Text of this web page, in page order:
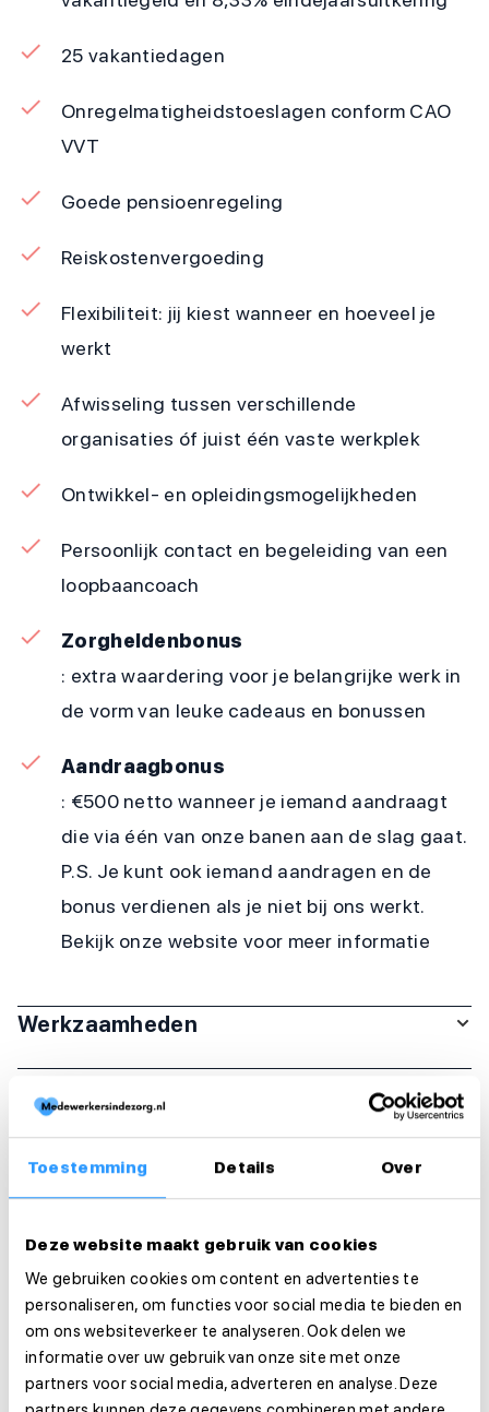
Toestemming Details Over
Deze website maakt gebruik van cookies
We gebruiken cookies om content en advertenties te
personaliseren, om functies voor social media te bieden en
om ons websiteverkeer te analyseren. Ook delen we
informatie over uw gebruik van onze site met onze
partners voor social media, adverteren en analyse. Deze
25 vakantiedagen
Onregelmatigheidstoeslagen conform CAO
VVT
Goede pensioenregeling
Reiskostenvergoeding
Flexibiliteit: jij kiest wanneer en hoeveel je
werkt
Afwisseling tussen verschillende
organisaties óf juist één vaste werkplek
Ontwikkel- en opleidingsmogelijkheden
Persoonlijk contact en begeleiding van een
loopbaancoach
Zorgheldenbonus
: extra waardering voor je belangrijke werk in
de vorm van leuke cadeaus en bonussen
Aandraagbonus
: €500 netto wanneer je iemand aandraagt
die via één van onze banen aan de slag gaat.
P.S. Je kunt ook iemand aandragen en de
bonus verdienen als je niet bij ons werkt.
Bekijk onze website voor meer informatie
Werkzaamheden
Sollicitatie
Is deze vacature je op het lijf geschreven?
Solliciteer dan direct!